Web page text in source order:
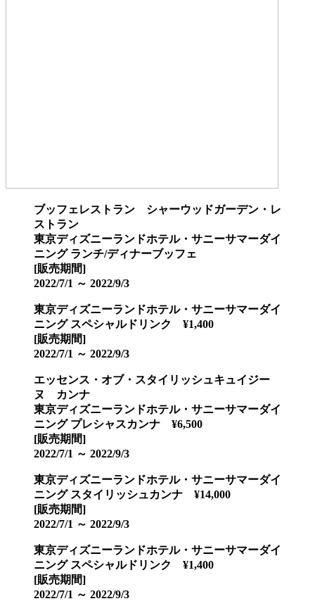
ブッフェレストラン シャーウッドガーデン・レ
ストラン
東京ディズニーランドホテル・サニーサマーダイ
ニング ランチ/ディナーブッフェ
[販売期間]
2022/7/1 ～ 2022/9/3
東京ディズニーランドホテル・サニーサマーダイ
ニング スペシャルドリンク ¥1,400
[販売期間]
2022/7/1 ～ 2022/9/3
エッセンス・オブ・スタイリッシュキュイジー
ヌ カンナ
東京ディズニーランドホテル・サニーサマーダイ
ニング プレシャスカンナ ¥6,500
[販売期間]
2022/7/1 ～ 2022/9/3
東京ディズニーランドホテル・サニーサマーダイ
ニング スタイリッシュカンナ ¥14,000
[販売期間]
2022/7/1 ～ 2022/9/3
東京ディズニーランドホテル・サニーサマーダイ
ニング スペシャルドリンク ¥1,400
[販売期間]
2022/7/1 ～ 2022/9/3